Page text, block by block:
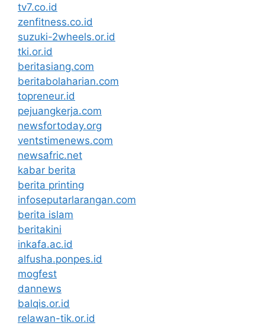
tv7.co.id
zenfitness.co.id
suzuki-2wheels.or.id
tki.or.id
beritasiang.com
beritabolaharian.com
topreneur.id
pejuangkerja.com
newsfortoday.org
ventstimenews.com
newsafric.net
kabar berita
berita printing
infoseputarlarangan.com
berita islam
beritakini
inkafa.ac.id
alfusha.ponpes.id
mogfest
dannews
balqis.or.id
relawan-tik.or.id